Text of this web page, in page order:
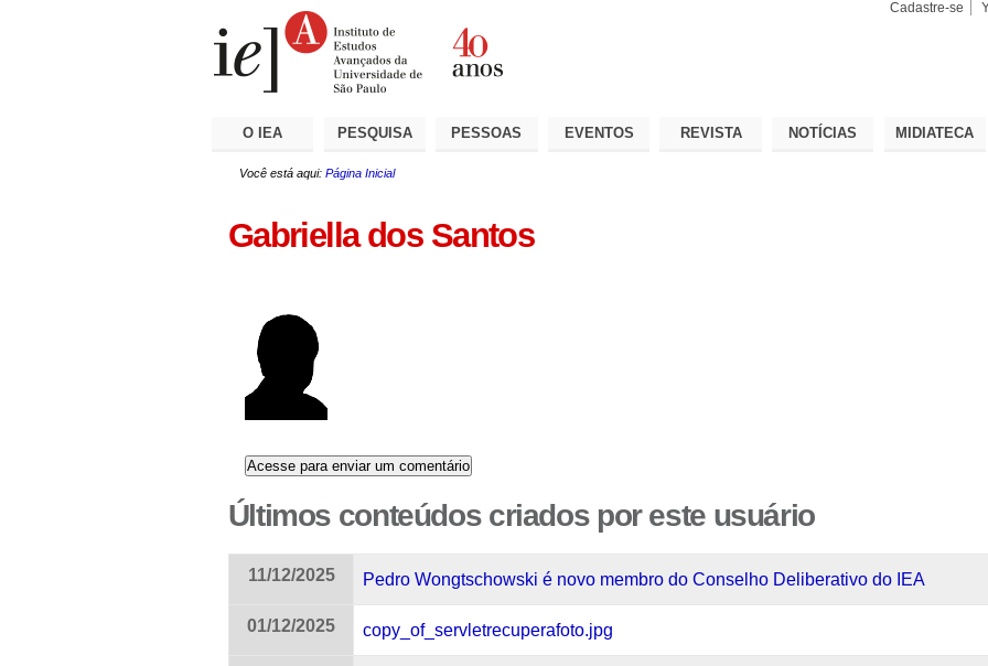
Cadastre-se
O IEA PESQUISA PESSOAS EVENTOS REVISTA NOTÍCIAS MIDIATECA
Você está aqui: Página Inicial
Gabriella dos Santos
Últimos conteúdos criados por este usuário
11/12/2025 Pedro Wongtschowski é novo membro do Conselho Deliberativo do IEA
01/12/2025 copy_of_servletrecuperafoto.jpg